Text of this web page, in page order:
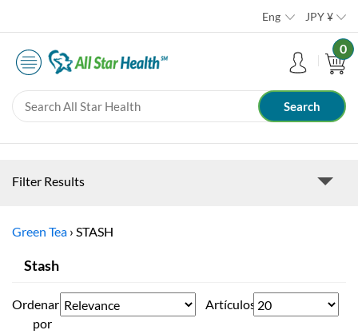
Eng JPY¥
0
Filter Results
Green Tea › STASH
Stash
Ordenar
por
Artículos